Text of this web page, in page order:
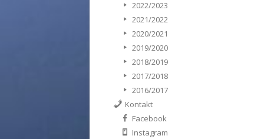
2022/2023
2021/2022
2020/2021
2019/2020
2018/2019
2017/2018
2016/2017
Kontakt
Facebook
Instagram